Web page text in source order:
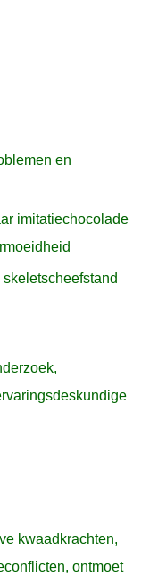
en
imitatiechocolade
kwaadkrachten,
ontmoet